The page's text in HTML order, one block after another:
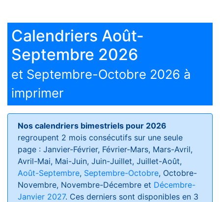
Calendriers Août-
Septembre 2026
et Septembre-Octobre 2026 à
imprimer
Nos calendriers bimestriels pour 2026
regroupent 2 mois consécutifs sur une seule
page : Janvier-Février, Février-Mars, Mars-Avril,
Avril-Mai, Mai-Juin, Juin-Juillet, Juillet-Août,
Août-Septembre, Septembre-Octobre, Octobre-
Novembre, Novembre-Décembre et Décembre-
Janvier 2027. Ces derniers sont disponibles en 3